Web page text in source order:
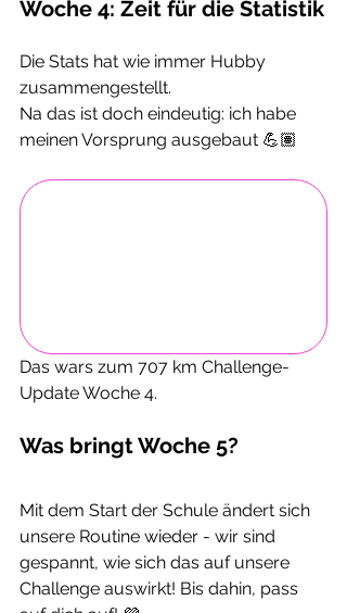
Woche 4: Zeit für die Statistik
Die Stats hat wie immer Hubby
zusammengestellt.
Na das ist doch eindeutig: ich habe
meinen Vorsprung ausgebaut 💪🏽
Das wars zum 707 km Challenge-
Update Woche 4.
Was bringt Woche 5?
Mit dem Start der Schule ändert sich
unsere Routine wieder - wir sind
gespannt, wie sich das auf unsere
Challenge auswirkt! Bis dahin, pass